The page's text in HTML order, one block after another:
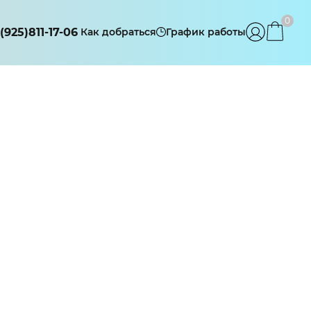
17-06 Как добраться График работы
0